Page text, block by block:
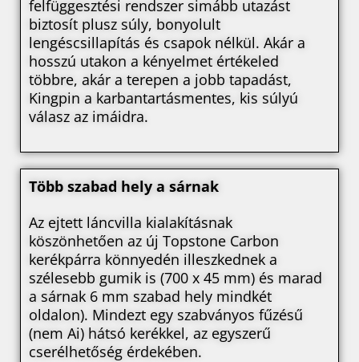
felfüggesztési rendszer simább utazást
biztosít plusz súly, bonyolult
lengéscsillapítás és csapok nélkül. Akár a
hosszú utakon a kényelmet értékeled
többre, akár a terepen a jobb tapadást,
Kingpin a karbantartásmentes, kis súlyú
válasz az imáidra.
Több szabad hely a sárnak
Az ejtett láncvilla kialakításnak
köszönhetően az új Topstone Carbon
kerékpárra könnyedén illeszkednek a
szélesebb gumik is (700 x 45 mm) és marad
a sárnak 6 mm szabad hely mindkét
oldalon). Mindezt egy szabványos fűzésű
(nem Ai) hátsó kerékkel, az egyszerű
cserélhetőség érdekében.